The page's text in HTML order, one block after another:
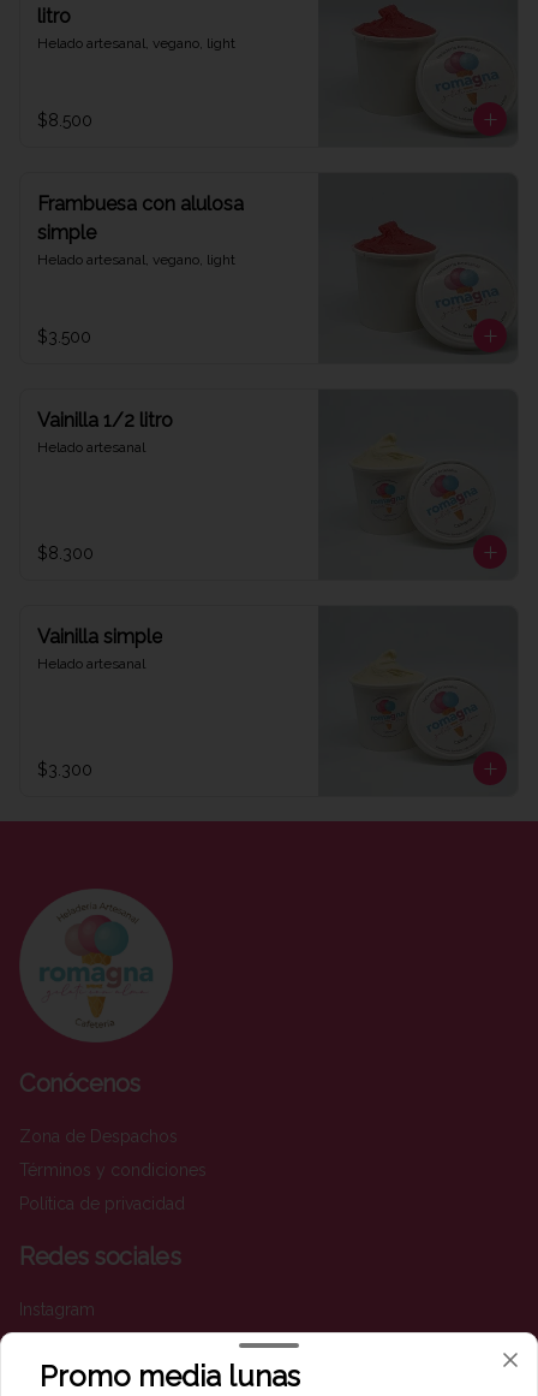
litro
Helado artesanal, vegano, light
$8.500
Frambuesa con alulosa
simple
Helado artesanal, vegano, light
$3.500
Vainilla 1/2 litro
Helado artesanal
$8.300
Vainilla simple
Helado artesanal
$3.300
Conócenos
Zona de Despachos
Términos y condiciones
Política de privacidad
Redes sociales
Instagram
Promo media lunas